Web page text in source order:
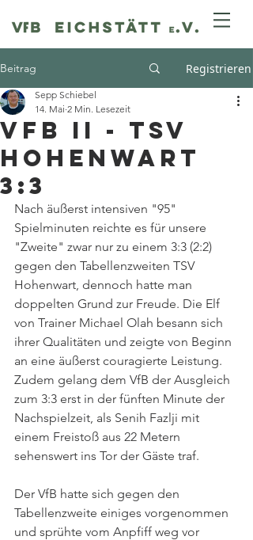
Beitrag Registrieren
VfB II - TSV
Hohenwart
3:3
Sepp Schiebel
14. Mai 2 Min. Lesezeit
Nach äußerst intensiven "95"
Spielminuten reichte es für unsere
"Zweite" zwar nur zu einem 3:3 (2:2)
gegen den Tabellenzweiten TSV
Hohenwart, dennoch hatte man
doppelten Grund zur Freude. Die Elf
von Trainer Michael Olah besann sich
ihrer Qualitäten und zeigte von Beginn
an eine äußerst couragierte Leistung.
Zudem gelang dem VfB der Ausgleich
zum 3:3 erst in der fünften Minute der
Nachspielzeit, als Senih Fazlji mit
einem Freistoß aus 22 Metern
sehenswert ins Tor der Gäste traf.
Der VfB hatte sich gegen den
Tabellenzweite einiges vorgenommen
und sprühte vom Anpfiff weg vor